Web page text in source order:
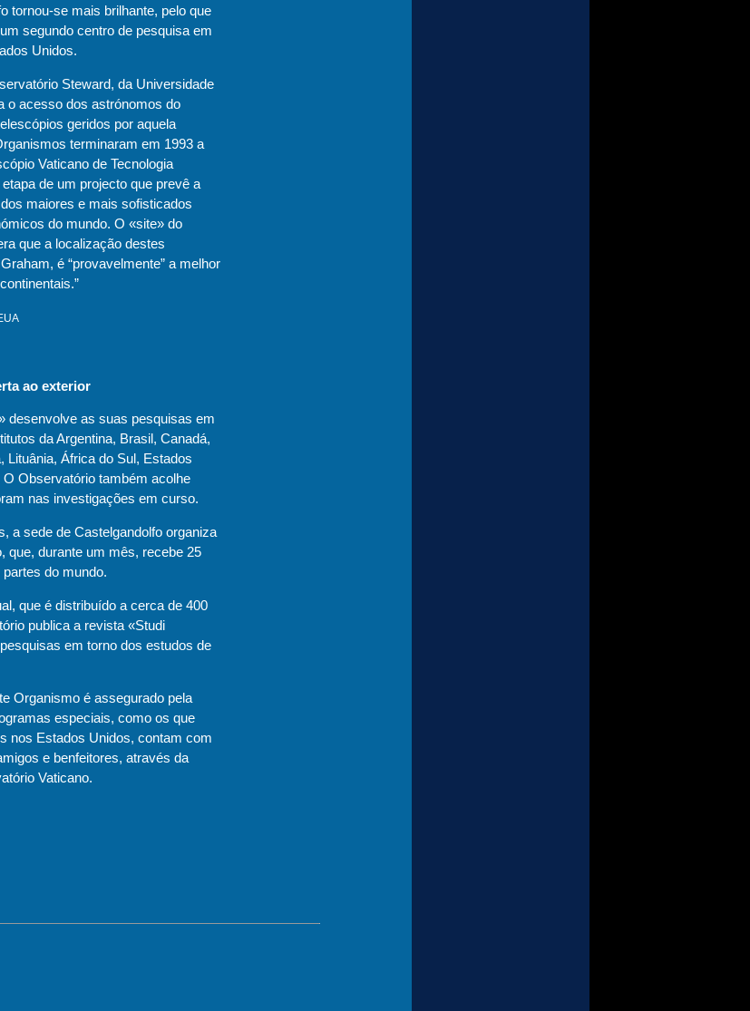
tornou-se mais brilhante, pelo que
segundo centro de pesquisa em
Unidos.
Steward, da Universidade
o acesso dos astrónomos do
geridos por aquela
terminaram em 1993 a
Vaticano de Tecnologia
de um projecto que prevê a
maiores e mais sofisticados
do mundo. O «site» do
que a localização destes
é “provavelmente” a melhor
ao exterior
desenvolve as suas pesquisas em
da Argentina, Brasil, Canadá,
Lituânia, África do Sul, Estados
Observatório também acolhe
nas investigações em curso.
a sede de Castelgandolfo organiza
que, durante um mês, recebe 25
do mundo.
que é distribuído a cerca de 400
publica a revista «Studi
em torno dos estudos de
Organismo é assegurado pela
especiais, como os que
nos Estados Unidos, contam com
e benfeitores, através da
Vaticano.